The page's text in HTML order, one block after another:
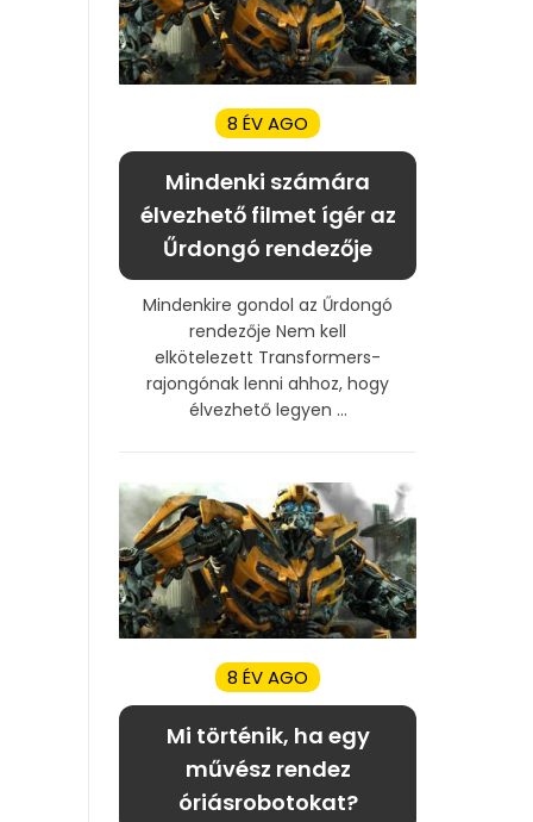
8 ÉV AGO
Mindenki számára
élvezhető filmet ígér az
Űrdongó rendezője
Mindenkire gondol az Űrdongó
rendezője Nem kell
elkötelezett Transformers-
rajongónak lenni ahhoz, hogy
élvezhető legyen ...
8 ÉV AGO
Mi történik, ha egy
művész rendez
óriásrobotokat?